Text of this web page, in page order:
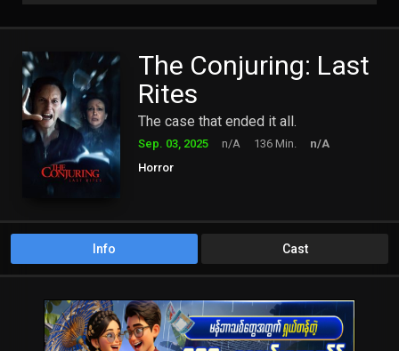
The Conjuring: Last
Rites
The case that ended it all.
Sep. 03, 2025 n/A 136 Min.
n/A
Horror
Info Cast